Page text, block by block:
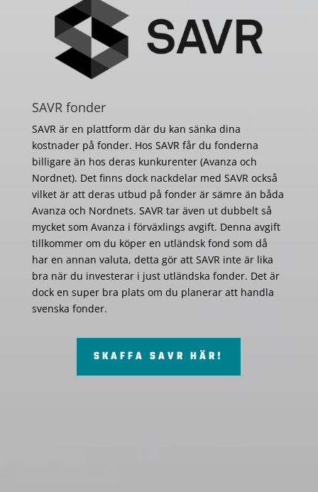
SAVR fonder
SAVR är en plattform där du kan sänka dina
kostnader på fonder. Hos SAVR får du fonderna
billigare än hos deras kunkurenter (Avanza och
Nordnet). Det finns dock nackdelar med SAVR också
vilket är att deras utbud på fonder är sämre än båda
Avanza och Nordnets. SAVR tar även ut dubbelt så
mycket som Avanza i förväxlings avgift. Denna avgift
tillkommer om du köper en utländsk fond som då
har en annan valuta, detta gör att SAVR inte är lika
bra när du investerar i just utländska fonder. Det är
dock en super bra plats om du planerar att handla
svenska fonder.
SKAFFA SAVR HÄR!